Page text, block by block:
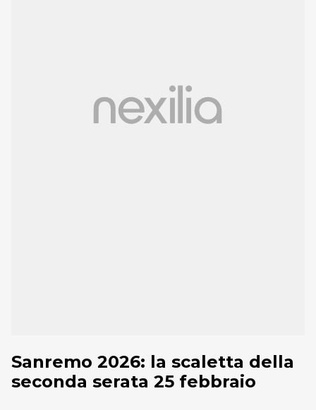
Sanremo 2026: la scaletta della
seconda serata 25 febbraio